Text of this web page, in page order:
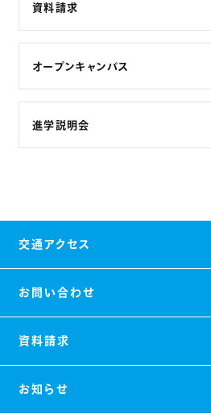
資料請求
オープンキャンパス
進学説明会
交通アクセス
お問い合わせ
資料請求
お知らせ